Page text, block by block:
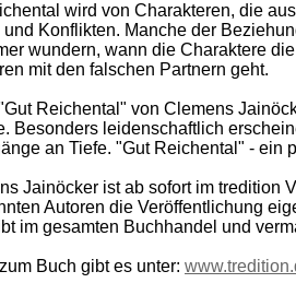
wird von Charakteren, die
Konflikten. Manche der
wundern, wann die Charaktere
mit den falschen Partnern geht.
Reichental" von Clemens
Besonders leidenschaftlich
an Tiefe. "Gut Reichental" - ein
Jainöcker ist ab sofort im tredition
Autoren die Veröffentlichung
im gesamten Buchhandel und
Buch gibt es unter: